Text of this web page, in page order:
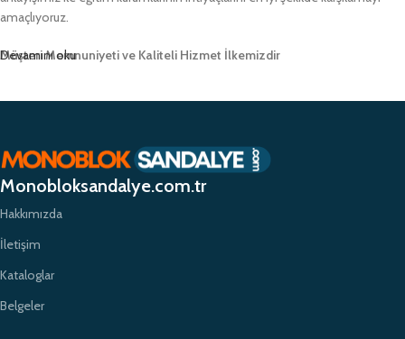
amaçlıyoruz.
Müşteri Memnuniyeti ve Kaliteli Hizmet İlkemizdir
zamanında teslimat garantimizle eğitim kurumlarının ihtiyaçlarına hızlı ve
etkili çözümler sunarak sektörde öncü bir konumda yer almayı
amaçlıyoruz.
Devamını oku
Monobloksandalye.com.tr
Hakkımızda
İletişim
Kataloglar
Belgeler